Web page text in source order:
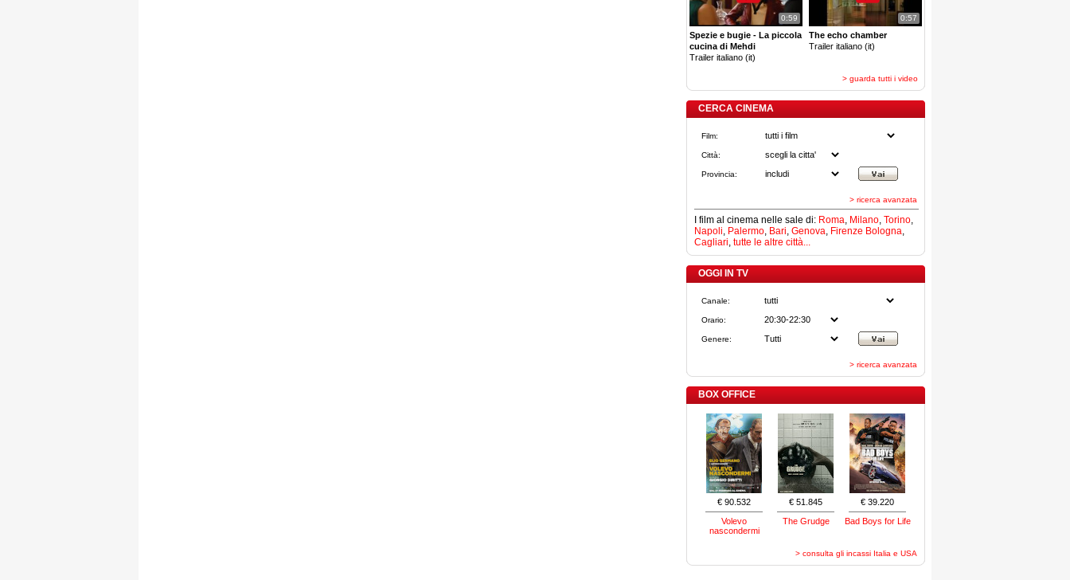
0:59
Spezie e bugie - La piccola
cucina di Mehdi
Trailer italiano (it)
0:57
The echo chamber
Trailer italiano (it)
> guarda tutti i video
CERCA CINEMA
Film:
Città:
Provincia:
> ricerca avanzata
I film al cinema nelle sale di: Roma, Milano, Torino,
Napoli, Palermo, Bari, Genova, Firenze Bologna,
Cagliari, tutte le altre città...
OGGI IN TV
Canale:
Orario:
Genere:
> ricerca avanzata
BOX OFFICE
€ 90.532
Volevo
nascondermi
€ 51.845
The Grudge
€ 39.220
Bad Boys for Life
> consulta gli incassi Italia e USA